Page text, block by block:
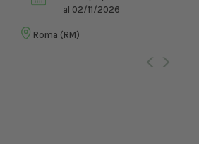
al 02/11/2026
Roma (RM)